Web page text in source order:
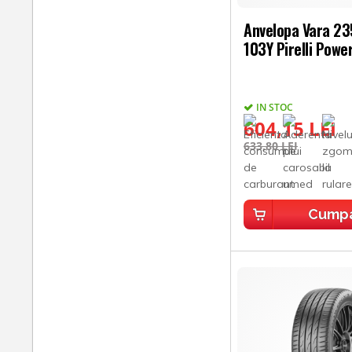
Anvelopa Vara
103Y Pirelli
IN STOC
604,15 LEI
633,80 LEI